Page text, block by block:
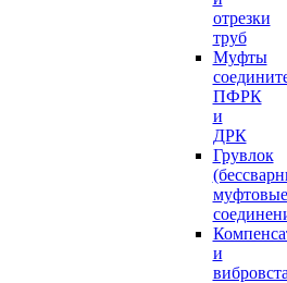
отрезки
труб
Муфты
ПФРК
и
ДРК
Грувлок
муфтовые
и